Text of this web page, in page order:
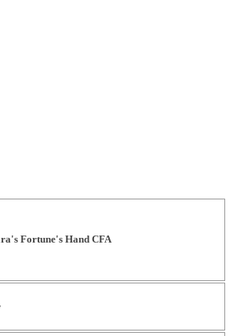
Fortune's Hand CFA